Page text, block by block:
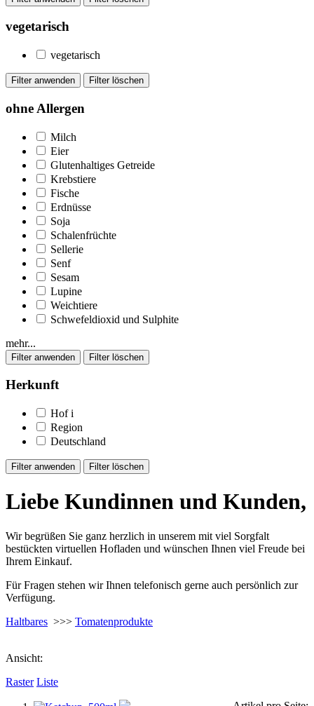
vegetarisch
vegetarisch
ohne Allergen
Milch
Eier
Glutenhaltiges Getreide
Krebstiere
Fische
Erdnüsse
Soja
Schalenfrüchte
Sellerie
Senf
Sesam
Lupine
Weichtiere
Schwefeldioxid und Sulphite
mehr...
Herkunft
Hof i
Region
Deutschland
Liebe Kundinnen und Kunden,
Wir begrüßen Sie ganz herzlich in unserem mit viel Sorgfalt
bestückten virtuellen Hofladen und wünschen Ihnen viel Freude bei
Ihrem Einkauf.
Für Fragen stehen wir Ihnen telefonisch gerne auch persönlich zur
Verfügung.
Haltbares >>> Tomatenprodukte
Ansicht:
Raster Liste